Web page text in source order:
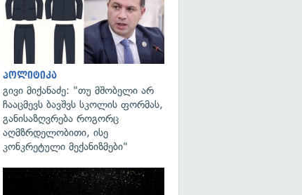
გადახედვა
პოლიტიკა
გივი მიქანაძე: "თუ მშობელი არ
ჩააცმევს ბავშვს სკოლის ფორმას,
განისაზღვრება როგორც
აღმზრდელობითი, ისე
კონკრეტული მექანიზმები"